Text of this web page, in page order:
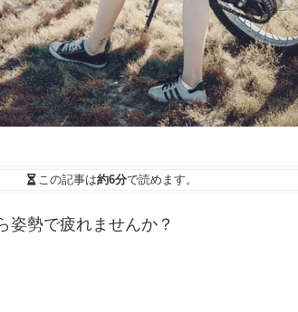
この記事は約6分で読めます。
姿勢で疲れませんか？